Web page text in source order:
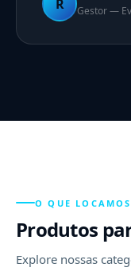
R Gestor —
O QUE LOCAMOS
Produtos
Explore nossas